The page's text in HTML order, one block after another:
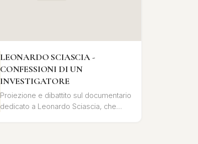
LEONARDO SCIASCIA -
CONFESSIONI DI UN
INVESTIGATORE
Proiezione e dibattito sul documentario
dedicato a Leonardo Sciascia, che